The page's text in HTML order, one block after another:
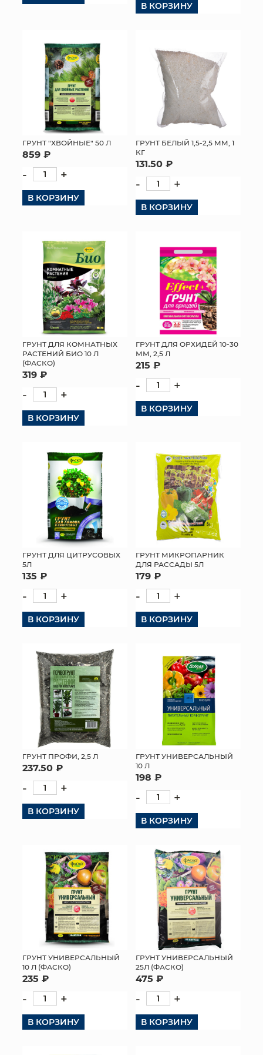
В КОРЗИНУ
ГРУНТ "ХВОЙНЫЕ" 50 Л
859 ₽
- +
В КОРЗИНУ
ГРУНТ БЕЛЫЙ 1,5-2,5 ММ, 1
КГ
131.50 ₽
- +
В КОРЗИНУ
ГРУНТ ДЛЯ КОМНАТНЫХ
РАСТЕНИЙ БИО 10 Л
(ФАСКО)
319 ₽
- +
В КОРЗИНУ
ГРУНТ ДЛЯ ОРХИДЕЙ 10-30
ММ, 2,5 Л
215 ₽
- +
В КОРЗИНУ
ГРУНТ ДЛЯ ЦИТРУСОВЫХ
5Л
135 ₽
- +
В КОРЗИНУ
ГРУНТ МИКРОПАРНИК
ДЛЯ РАССАДЫ 5Л
179 ₽
- +
В КОРЗИНУ
ГРУНТ ПРОФИ, 2,5 Л
237.50 ₽
- +
В КОРЗИНУ
ГРУНТ УНИВЕРСАЛЬНЫЙ
10 Л
198 ₽
- +
В КОРЗИНУ
ГРУНТ УНИВЕРСАЛЬНЫЙ
10 Л (ФАСКО)
235 ₽
- +
В КОРЗИНУ
ГРУНТ УНИВЕРСАЛЬНЫЙ
25Л (ФАСКО)
475 ₽
- +
В КОРЗИНУ